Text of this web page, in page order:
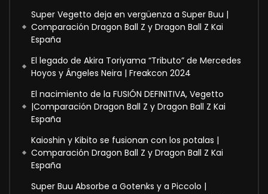
Super Vegetto deja en vergüenza a Super Buu |
Comparación Dragon Ball Z y Dragon Ball Z Kai
España
El legado de Akira Toriyama “Tributo” de Mercedes
Hoyos y Ángeles Neira | Freakcon 2024
El nacimiento de la FUSIÓN DEFINITIVA, Vegetto
|Comparación Dragon Ball Z y Dragon Ball Z Kai
España
Kaioshin y Kibito se fusionan con los potalas |
Comparación Dragon Ball Z y Dragon Ball Z Kai
España
Super Buu Absorbe a Gotenks y a Piccolo |